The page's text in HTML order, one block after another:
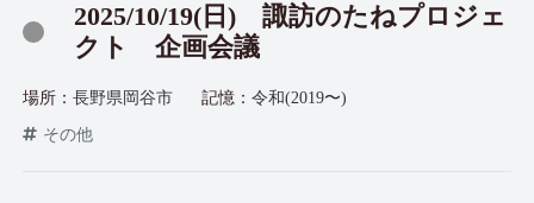
2025/10/19(日) 諏訪のたねプロジェ
クト 企画会議
場所：長野県岡谷市 記憶：令和(2019〜)
その他